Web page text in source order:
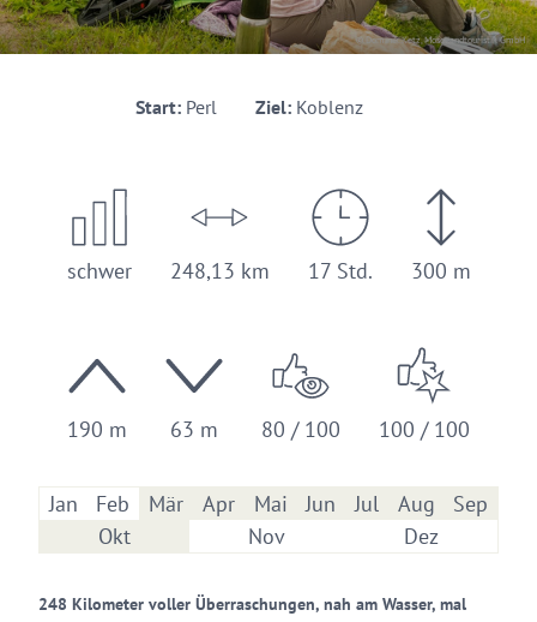
© Dominik Ketz, Mosellandtouristik GmbH
Start: Perl Ziel: Koblenz
schwer 248,13 km 17 Std. 300 m
190 m 63 m 80 / 100 100 / 100
Jan Feb Mär Apr Mai Jun Jul Aug
Sep
Okt
Nov Dez
248 Kilometer voller Überraschungen, nah am Wasser, mal